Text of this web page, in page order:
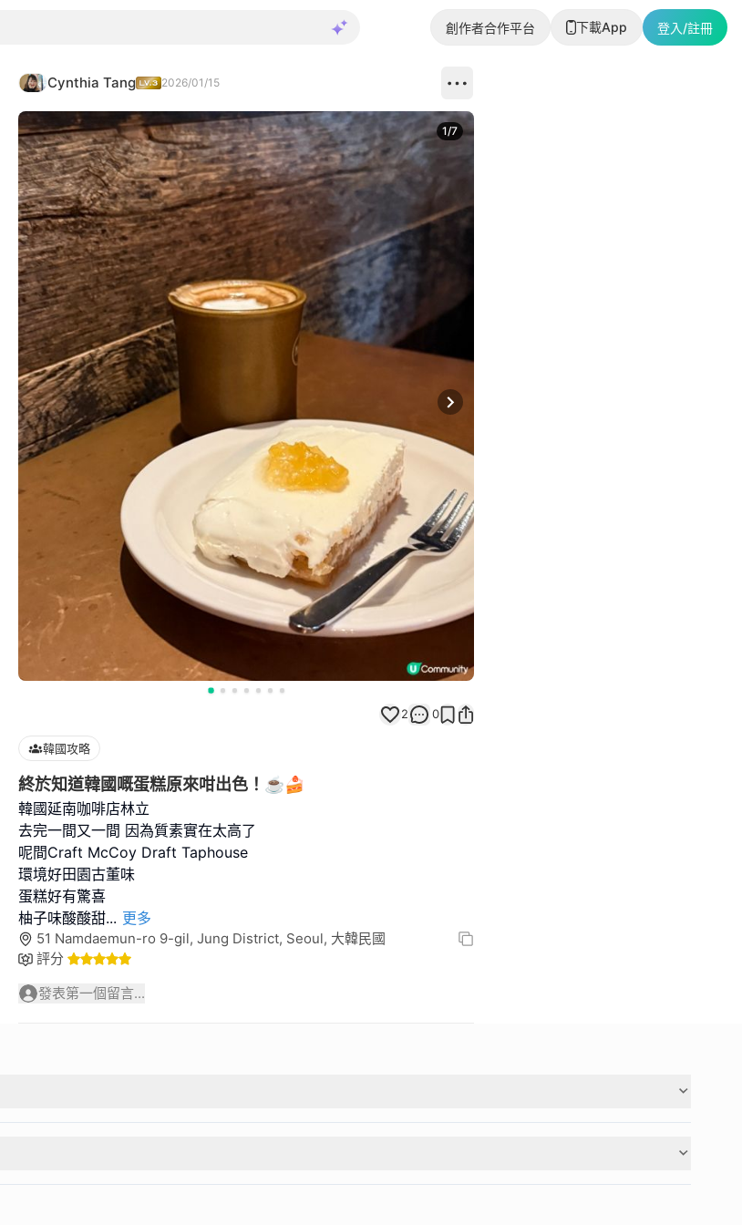
創作者合作平台 下載App 登入/註冊
Cynthia Tang 2026/01/15
Next slide
1/7
2 0
韓國攻略
終於知道韓國嘅蛋糕原來咁出色！☕️🍰
韓國延南咖啡店林立
去完一間又一間 因為質素實在太高了
呢間Craft McCoy Draft Taphouse
環境好田園古董味
蛋糕好有驚喜
柚子味酸酸甜... 更多
51 Namdaemun-ro 9-gil, Jung District, Seoul, 大韓民國
評分
發表第一個留言...